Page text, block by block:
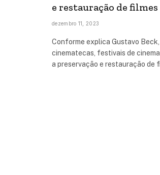
e restauração de
dezembro 11, 2023
Conforme explica Gustavo
cinematecas, festivais de
a preservação e restauração de